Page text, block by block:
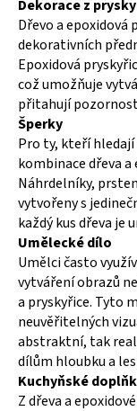
Dekorace z
Dřevo a epoxidová
dekorativních
Epoxidová
což umožňuje
přitahují
Šperky
Pro ty, kteří
kombinace dřeva
Náhrdelníky,
vytvořeny s
každý kus dřeva je
Umělecké dílo
Umělci často
vytváření obrazů
a pryskyřice. Tyto
neuvěřitelných
abstraktní, tak
dílům hloubku a
Kuchyňské
Z dřeva a